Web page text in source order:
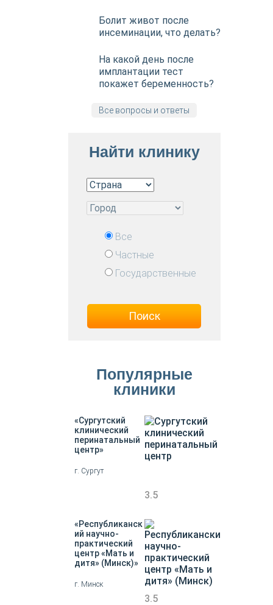
Болит живот после
инсеминации, что делать?
На какой день после
имплантации тест
покажет беременность?
Все вопросы и ответы
Найти клинику
Все
Частные
Государственные
Поиск
Популярные
клиники
3.5
«Сургутский
клинический
перинатальный
центр»
г. Сургут
3.5
«Республиканск
ий научно-
практический
центр «Мать и
дитя» (Минск)»
г. Минск